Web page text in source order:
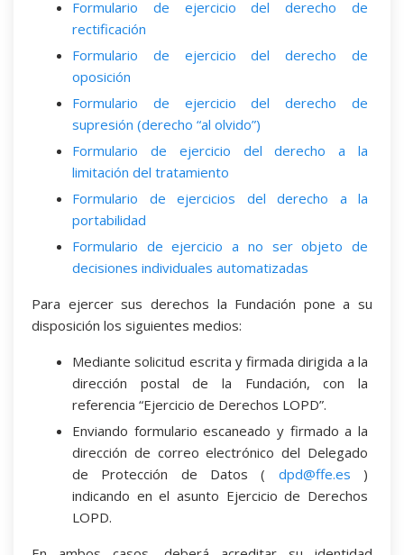
Formulario de ejercicio del derecho de
rectificación
Formulario de ejercicio del derecho de
oposición
Formulario de ejercicio del derecho de
supresión (derecho “al olvido”)
Formulario de ejercicio del derecho a la
limitación del tratamiento
Formulario de ejercicios del derecho a la
portabilidad
Formulario de ejercicio a no ser objeto de
decisiones individuales automatizadas
Para ejercer sus derechos la Fundación pone a su
disposición los siguientes medios:
Mediante solicitud escrita y firmada dirigida a la
dirección postal de la Fundación, con la
referencia “Ejercicio de Derechos LOPD”.
Enviando formulario escaneado y firmado a la
dirección de correo electrónico del Delegado
de Protección de Datos ( dpd@ffe.es )
indicando en el asunto Ejercicio de Derechos
LOPD.